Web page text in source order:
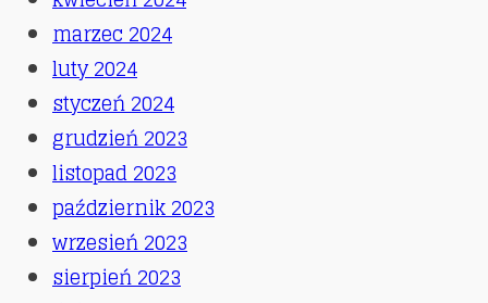
marzec 2024
luty 2024
styczeń 2024
grudzień 2023
listopad 2023
październik 2023
wrzesień 2023
sierpień 2023